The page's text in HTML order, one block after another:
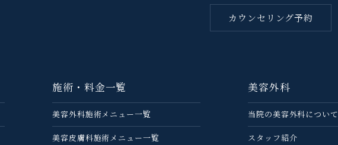
カウンセリング予約
施術・料金一覧
美容外科施術メニュー一覧
美容皮膚科施術メニュー一覧
美容外科
当院の美容外科について
スタッフ紹介